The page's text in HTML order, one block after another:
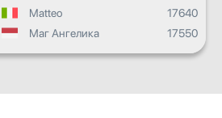
Matteo
17640
Маг Ангелика 17550